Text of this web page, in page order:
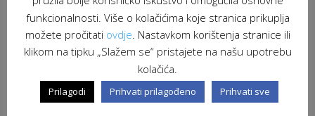
funkcionalnosti. Više o kolačićima koje stranica prikuplja
možete pročitati ovdje. Nastavkom korištenja stranice ili
klikom na tipku „Slažem se“ pristajete na našu upotrebu
kolačića.
Prilagodi Prihvati prilagođeno Prihvati sve